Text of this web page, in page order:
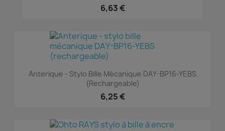
6,63 €
Anterique - Stylo Bille Mécanique DAY-BP16-YEBS
(rechargeable)
6,25 €